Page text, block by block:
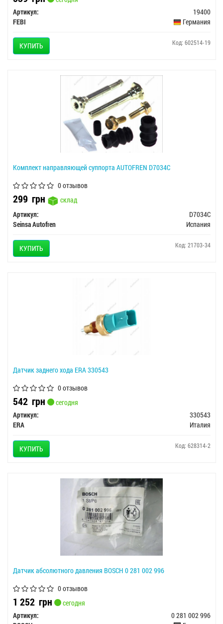
Артикул:
19400
FEBI
Германия
КУПИТЬ Код: 602514-19
Комплект направляющей суппорта AUTOFREN D7034C
0 отзывов
299 грн
склад
Артикул:
D7034C
Seinsa Autofren
Испания
КУПИТЬ Код: 21703-34
Датчик заднего хода ERA 330543
0 отзывов
542 грн
сегодня
Артикул:
330543
ERA
Италия
КУПИТЬ Код: 628314-2
Датчик абсолютного давления BOSCH 0 281 002 996
0 отзывов
1 252 грн
сегодня
Артикул:
0 281 002 996